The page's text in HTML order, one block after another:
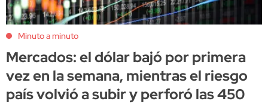
Minuto a minuto
Mercados: el dólar bajó por primera
vez en la semana, mientras el riesgo
país volvió a subir y perforó las 450